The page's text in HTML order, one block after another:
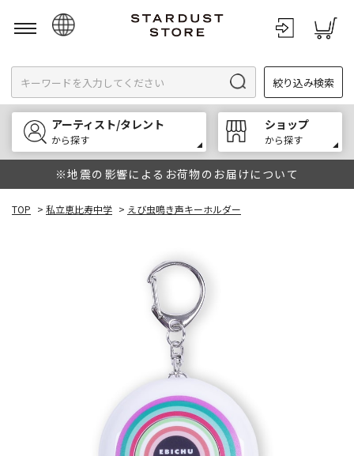
English
한국어
中文
絞り込み検索
アーティスト/タレント
から探す
ショップ
から探す
※地震の影響によるお荷物のお届けについて
TOP > 私立恵比寿中学 > えび虫鳴き声キーホルダー